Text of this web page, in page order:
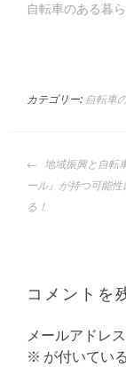
自転車のある暮
カテゴリー: 自転車
投
稿
ナ
シ
ン
地域振興と自
ール』が持つ可能性
る！
コメントを
メールアドレ
※ が付いてい